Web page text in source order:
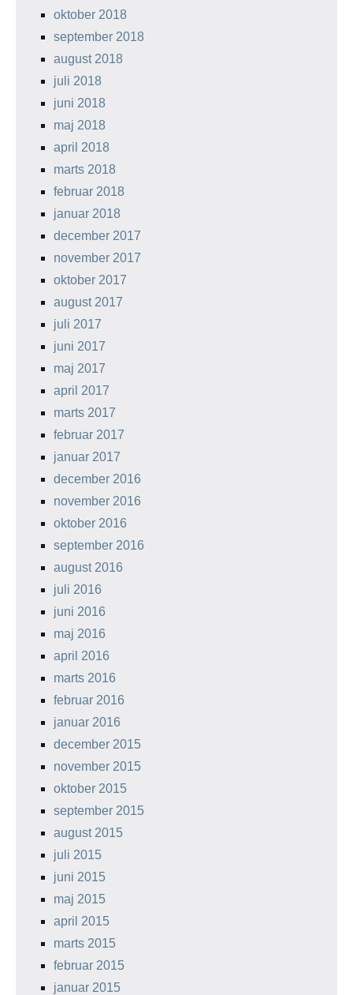
oktober 2018
september 2018
august 2018
juli 2018
juni 2018
maj 2018
april 2018
marts 2018
februar 2018
januar 2018
december 2017
november 2017
oktober 2017
august 2017
juli 2017
juni 2017
maj 2017
april 2017
marts 2017
februar 2017
januar 2017
december 2016
november 2016
oktober 2016
september 2016
august 2016
juli 2016
juni 2016
maj 2016
april 2016
marts 2016
februar 2016
januar 2016
december 2015
november 2015
oktober 2015
september 2015
august 2015
juli 2015
juni 2015
maj 2015
april 2015
marts 2015
februar 2015
januar 2015